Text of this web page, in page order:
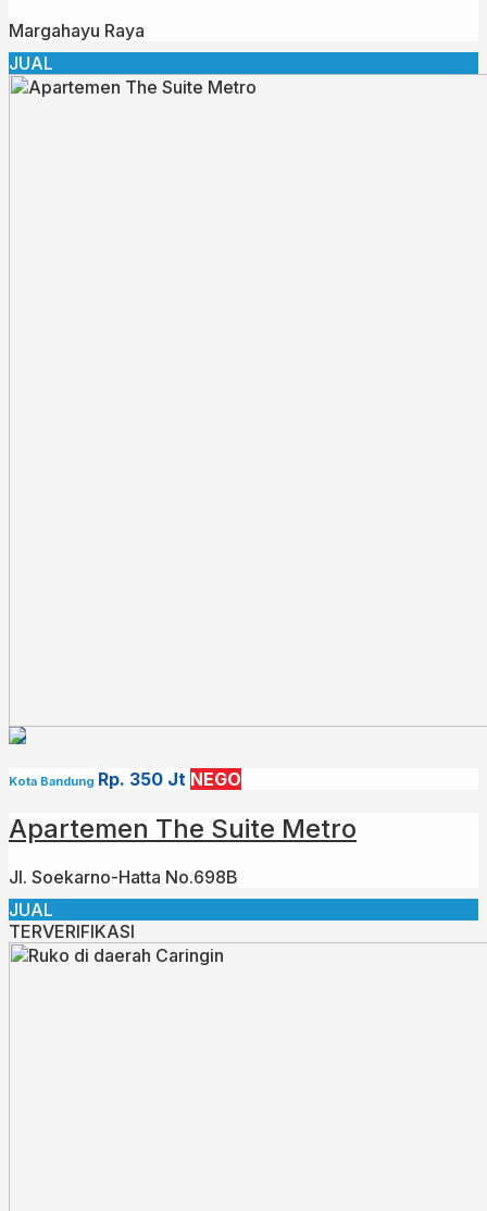
Margahayu Raya
JUAL
Kota Bandung Rp. 350 Jt NEGO
Apartemen The Suite Metro
Jl. Soekarno-Hatta No.698B
JUAL
TERVERIFIKASI